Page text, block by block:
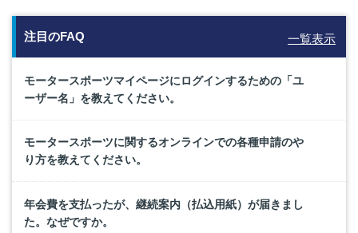
注目のFAQ 一覧表示
モータースポーツマイページにログインするための「ユ
ーザー名」を教えてください。
モータースポーツに関するオンラインでの各種申請のや
り方を教えてください。
年会費を支払ったが、継続案内（払込用紙）が届きまし
た。なぜですか。